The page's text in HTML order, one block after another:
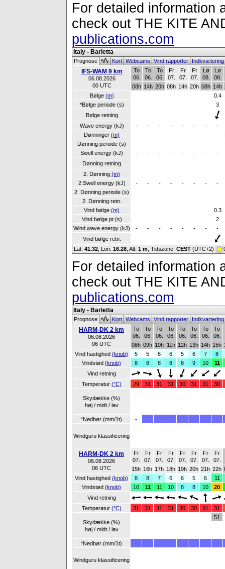
For detailed information
check out THE KITE
publications.com
Italy - Barletta
Prognose KortWebcamsVind rapporterIndkvartering
IFS-WAM 9 km
06.08.2026
00 UTC
To
06.
To
06.
To
06.
Fr
07.
Fr
07.
Fr
07.
Lø
08.
Lø
08.
08h 14h 20h 08h 14h 20h 08h 14h
Bølge (m)
0.4
*Bølge periode (s)
3
Bølge retning
Wave energy (kJ)
- - - - - - -
-
Dønninger (m)
Dønning periode (s)
Swell energy (kJ)
- - - - - - -
-
Dønning retning
2. Dønning (m)
2.Swell energy (kJ)
- - - - - - -
-
2. Dønning periode (s)
2. Dønning retn.
Vind bølge (m)
0.3
Vind bølge pr.(s)
2
Wind wave energy (kJ)
- - - - - - -
-
Vind bølge retn.
Lat: 41.32 , Lon: 16.28 Alt: 1 m , Tidszone: CEST (UTC+2)
For detailed information
check out THE KITE
publications.com
Italy - Barletta
Prognose KortWebcamsVind rapporterIndkvartering
HARM-DK 2 km
06.08.2026
06 UTC
To
06.
To
06.
To
06.
To
06.
To
06.
To
06.
To
06.
To
06.
08h 09h 10h 11h 12h 13h 14h 15h
Vind hastighed (knob) 5 5 6 6 5 6 7
8
Vindstød (knob) 8 8 8 8 8 9 10
11
Vind retning
Temperatur (°C) 29 31 31 31 30 31 31 30
Skydække (%)
høj / midt / lav
*Nedbør (mm/1t) -
Windguru klassificering
HARM-DK 2 km
06.08.2026
06 UTC
Fr
07.
Fr
07.
Fr
07.
Fr
07.
Fr
07.
Fr
07.
Fr
07.
Fr
07.
15h 16h 17h 18h 19h 20h 21h 22h
Vind hastighed (knob) 8 8 7 6 6 5 6
11
Vindstød (knob) 10 11 11 10 8 8 10
20
Vind retning
Temperatur (°C) 31 31 31 31 30 30 31 31
Skydække (%)
høj / midt / lav
51
*Nedbør (mm/1t)
Windguru klassificering